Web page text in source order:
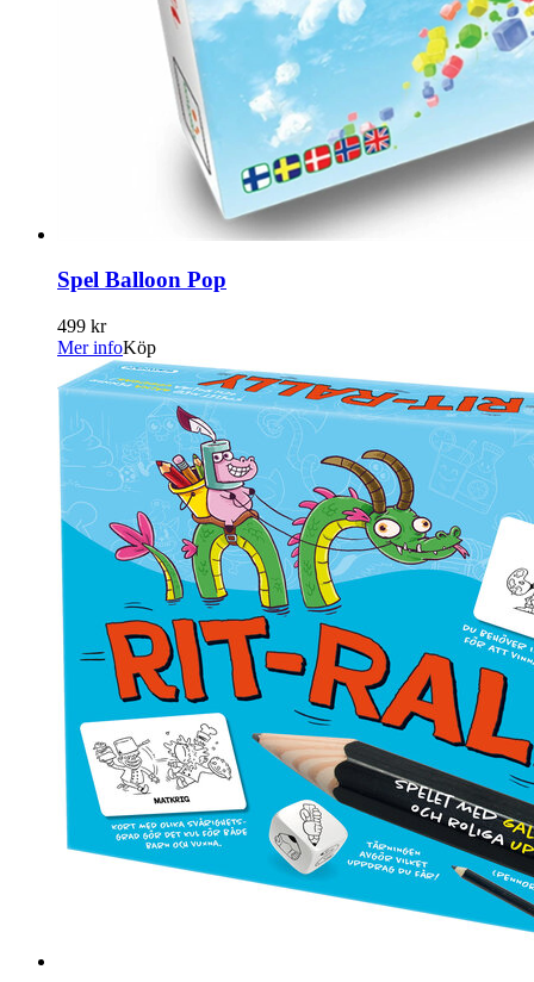
Spel Balloon Pop
499 kr
Mer infoKöp